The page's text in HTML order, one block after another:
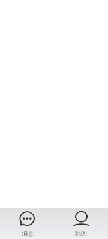
消息 我的